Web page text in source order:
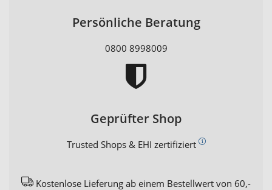
Persönliche Beratung
0800 8998009
Geprüfter Shop
Trusted Shops & EHI zertifiziert
Kostenlose Lieferung ab einem Bestellwert von 60,-